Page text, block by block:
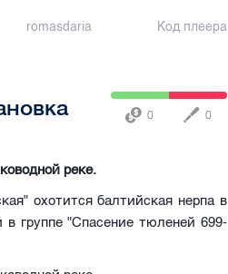
romasdaria
Код плеера
0 0
реке.
охотится балтийская нерпа в
в группе "Спасение тюленей 699-